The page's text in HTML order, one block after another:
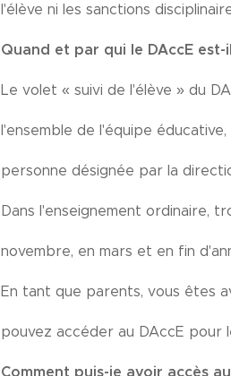
l'élève ni les sanctions
Quand et par qui le DAccE est-
Le volet « suivi de l'élève » du
l'ensemble de l'équipe
personne désignée par la
Dans l'enseignement ordinaire,
novembre, en mars et en fin
En tant que parents, vous êtes
pouvez accéder au DAccE pour
Comment puis-je avoir accès